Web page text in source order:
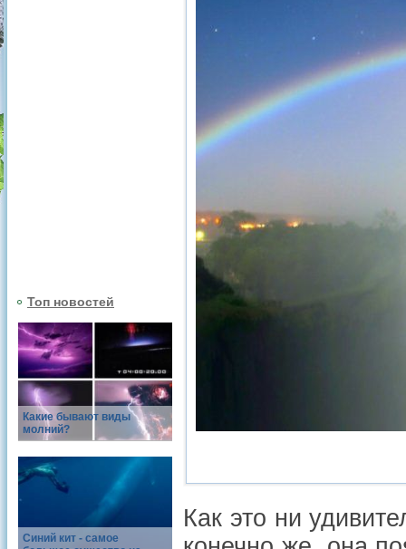
Топ новостей
Какие бывают виды
молний?
Синий кит - самое
Как это ни